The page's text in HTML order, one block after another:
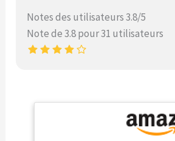
Notes des utilisateurs 3.8/5
Note de 3.8 pour 31 utilisateurs